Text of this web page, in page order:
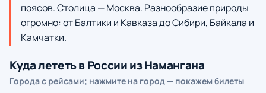
поясов. Столица — Москва. Разнообразие природы
огромно: от Балтики и Кавказа до Сибири, Байкала и
Камчатки.
Куда лететь в России из Намангана
Города с рейсами; нажмите на город — покажем билеты